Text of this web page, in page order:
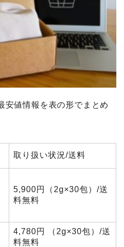
安値情報を表の形でまとめ
取り扱い状況/送料
5,900円（2g×30包）/送
料無料
4,780円 （2g×30包）/送
料無料